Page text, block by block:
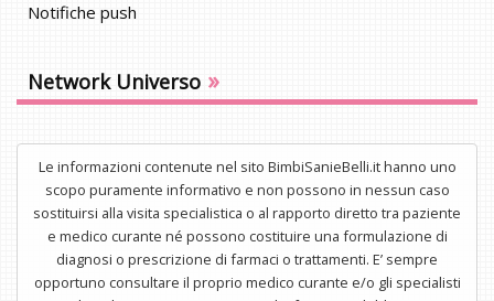
Notifiche push
Network Universo »
Le informazioni contenute nel sito BimbiSanieBelli.it hanno uno
scopo puramente informativo e non possono in nessun caso
sostituirsi alla visita specialistica o al rapporto diretto tra paziente
e medico curante né possono costituire una formulazione di
diagnosi o prescrizione di farmaci o trattamenti. E’ sempre
opportuno consultare il proprio medico curante e/o gli specialisti